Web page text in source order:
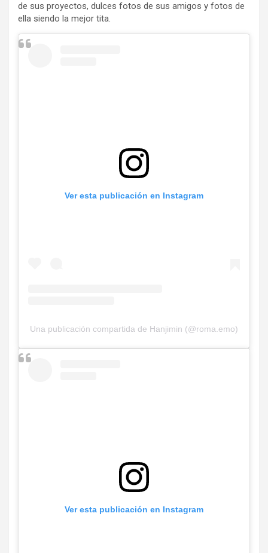
de sus proyectos, dulces fotos de sus amigos y fotos de
ella siendo la mejor tita.
Ver esta publicación en Instagram
Una publicación compartida de Hanjimin (@roma.emo)
Ver esta publicación en Instagram